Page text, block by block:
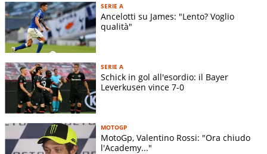
SERIE A
Ancelotti su James: "Lento? Voglio
qualità"
SERIE A
Schick in gol all'esordio: il Bayer
Leverkusen vince 7-0
MOTOGP
MotoGp, Valentino Rossi: "Ora chiudo
l'Academy..."